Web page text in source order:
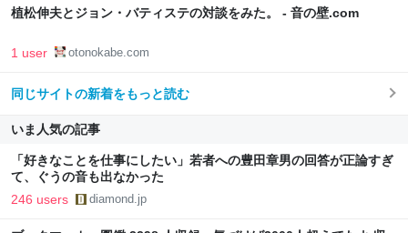
植松伸夫とジョン・バティステの対談をみた。 - 音の壁.com
1 user otonokabe.com
同じサイトの新着をもっと読む
いま人気の記事
「好きなことを仕事にしたい」若者への豊田章男の回答が正論すぎ
て、ぐうの音も出なかった
246 users diamond.jp